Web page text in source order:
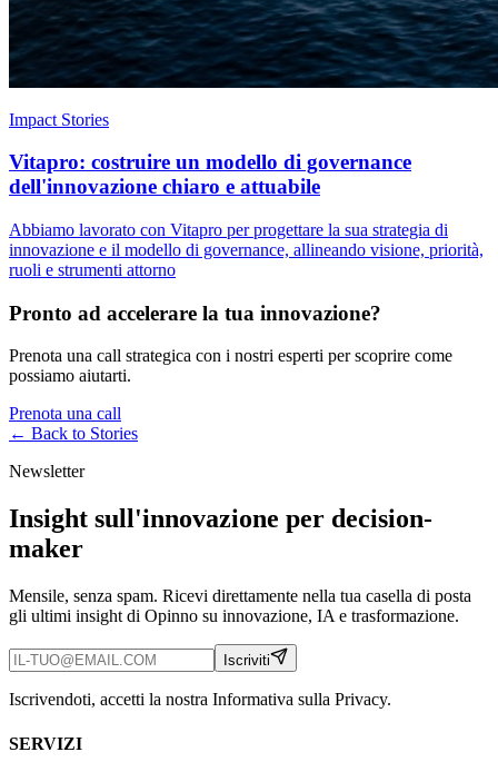
Impact Stories
Vitapro: costruire un modello di governance
dell'innovazione chiaro e attuabile
Abbiamo lavorato con Vitapro per progettare la sua strategia di
innovazione e il modello di governance, allineando visione, priorità,
ruoli e strumenti attorno
Pronto ad accelerare la tua innovazione?
Prenota una call strategica con i nostri esperti per scoprire come
possiamo aiutarti.
Prenota una call
← Back to Stories
Newsletter
Insight sull'innovazione per decision-
maker
Mensile, senza spam. Ricevi direttamente nella tua casella di posta
gli ultimi insight di Opinno su innovazione, IA e trasformazione.
Iscriviti
Iscrivendoti, accetti la nostra Informativa sulla Privacy.
SERVIZI